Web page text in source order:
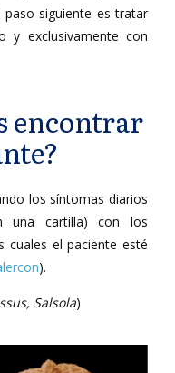
siguiente es tratar
y exclusivamente con
encontrar
los síntomas diarios
una cartilla) con los
cuales el paciente esté
).
Salsola)